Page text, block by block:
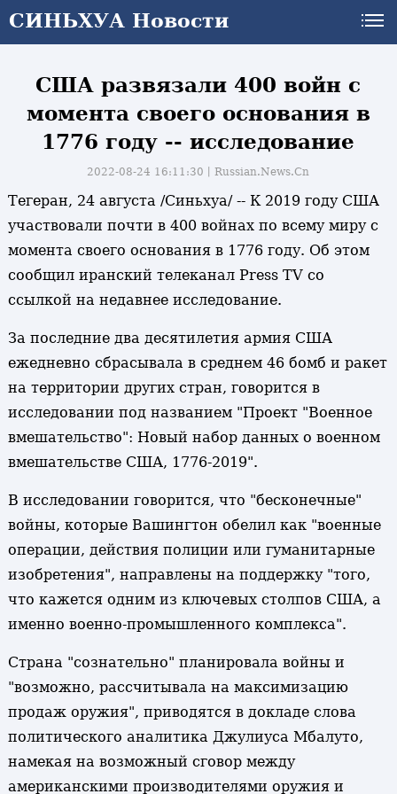
СИНЬХУА Новости
СИНЬХУА Новости
США развязали 400 войн с
момента своего основания в
1776 году -- исследование
2022-08-24 16:11:30丨Russian.News.Cn
Тегеран, 24 августа /Синьхуа/ -- К 2019 году США
участвовали почти в 400 войнах по всему миру с
момента своего основания в 1776 году. Об этом
сообщил иранский телеканал Press TV со
ссылкой на недавнее исследование.
За последние два десятилетия армия США
ежедневно сбрасывала в среднем 46 бомб и ракет
на территории других стран, говорится в
исследовании под названием "Проект "Военное
вмешательство": Новый набор данных о военном
вмешательстве США, 1776-2019".
В исследовании говорится, что "бесконечные"
войны, которые Вашингтон обелил как "военные
операции, действия полиции или гуманитарные
изобретения", направлены на поддержку "того,
что кажется одним из ключевых столпов США, а
именно военно-промышленного комплекса".
Страна "сознательно" планировала войны и
"возможно, рассчитывала на максимизацию
продаж оружия", приводятся в докладе слова
политического аналитика Джулиуса Мбалуто,
намекая на возможный сговор между
американскими производителями оружия и